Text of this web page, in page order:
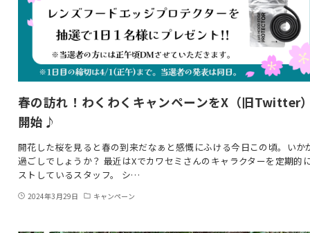
春の訪れ！わくわくキャンペーンをX（旧Twitter
開始♪
開花した桜を見ると春の到来だなぁと感慨にふける今日この頃。いか
過ごしでしょうか？ 最近はXでカワセミさんのキャラクターを定期的
ストしているスタッフ。 シ…
2024年3月29日 キャンペーン